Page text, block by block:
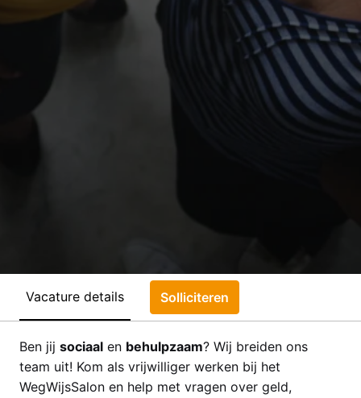
Vacature details Solliciteren
Ben jij sociaal en behulpzaam? Wij breiden ons
team uit! Kom als vrijwilliger werken bij het
WegWijsSalon en help met vragen over geld,